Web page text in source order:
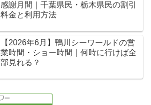
感謝月間｜千葉県民・栃木県民の割引
料金と利用方法
【2026年6月】鴨川シーワールドの営
業時間・ショー時間｜何時に行けば全
部見れる？